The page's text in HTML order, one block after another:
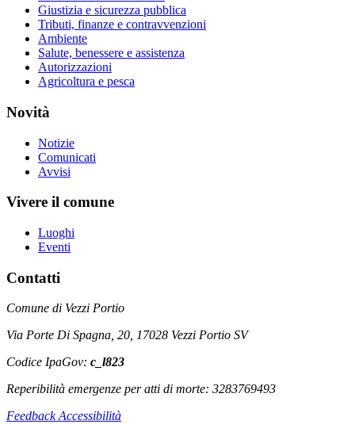
Giustizia e sicurezza pubblica
Tributi, finanze e contravvenzioni
Ambiente
Salute, benessere e assistenza
Autorizzazioni
Agricoltura e pesca
Novità
Notizie
Comunicati
Avvisi
Vivere il comune
Luoghi
Eventi
Contatti
Comune di Vezzi Portio
Via Porte Di Spagna, 20, 17028 Vezzi Portio SV
Codice IpaGov: c_l823
Reperibilità emergenze per atti di morte: 3283769493
Feedback Accessibilità